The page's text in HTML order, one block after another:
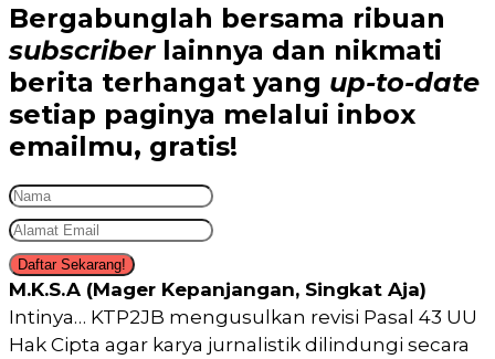
Bergabunglah bersama ribuan
subscriberlainnya dan nikmati
berita terhangat yang up-to-date
setiap paginya melalui inbox
emailmu, gratis!
Daftar Sekarang!
M.K.S.A (Mager Kepanjangan, Singkat Aja)
Intinya… KTP2JB mengusulkan revisi Pasal 43 UU
Hak Cipta agar karya jurnalistik dilindungi secara